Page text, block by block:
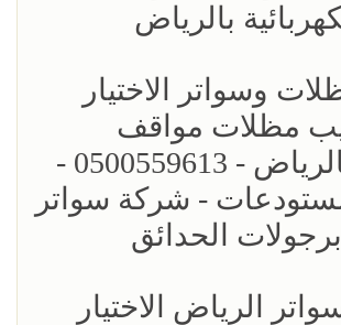
بالرياض
وسواتر الاختيار
مظلات مواقف
سيارات بالرياض - 0500559613 -
- شركة سواتر
الحدائق
الرياض الاختيار